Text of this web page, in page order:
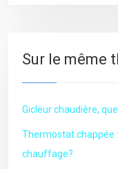
Sur le même
Gicleur chaudière,
Thermostat chappée
chauffage?